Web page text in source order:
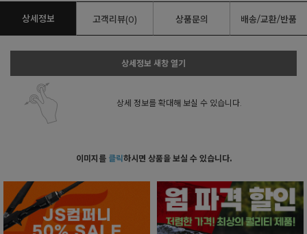
상세정보 고객리뷰(0) 상품문의 배송/교환/반품
상세정보 새창 열기
상세 정보를 확대해 보실 수 있습니다.
이미지를 클릭하시면 상품을 보실 수 있습니다.